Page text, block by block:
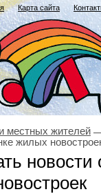
Карта сайта
местных жителей
жилых